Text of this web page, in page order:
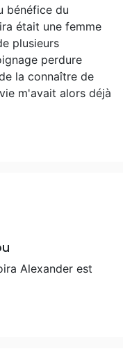
bénéfice du
était une femme
plusieurs
perdure
la connaître de
m'avait alors déjà
Alexander est